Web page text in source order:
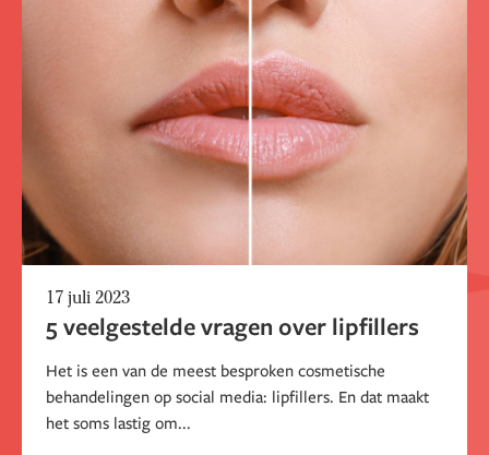
17 juli 2023
5 veelgestelde vragen over lipfillers
Het is een van de meest besproken cosmetische
behandelingen op social media: lipfillers. En dat maakt
het soms lastig om...